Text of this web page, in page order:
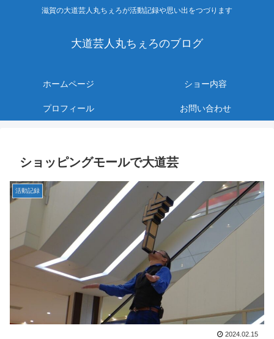
滋賀の大道芸人丸ちぇろが活動記録や思い出をつづります
大道芸人丸ちぇろのブログ
ホームページ ショー内容
プロフィール お問い合わせ
ショッピングモールで大道芸
活動記録
2024.02.15